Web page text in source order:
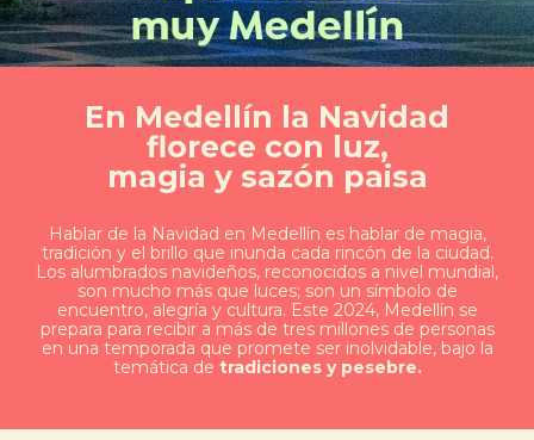
En Medellín la Navidad
florece con luz,
magia y sazón paisa
Hablar de la Navidad en Medellín es hablar de magia,
tradición y el brillo que inunda cada rincón de la ciudad.
Los alumbrados navideños, reconocidos a nivel mundial,
son mucho más que luces; son un símbolo de
encuentro, alegría y cultura. Este 2024, Medellín se
prepara para recibir a más de tres millones de personas
en una temporada que promete ser inolvidable, bajo la
temática de tradiciones y pesebre.